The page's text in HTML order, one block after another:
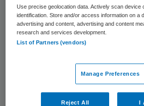
bevolkingsgroepen meer
autochtone Nederlanders.
hebben allochtonen minder
nodig om de oorzaak hiervan
achterhalen. Daarvoor is
etniciteit vereist.
Use precise geolocation data. Actively scan device
identification. Store and/or access information on a
advertising and content, advertising and content
research and services development.
List of Partners (vendors)
Manage Preferences
Reject All I